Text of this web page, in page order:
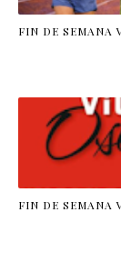
FIN DE SEMANA
FIN DE SEMANA